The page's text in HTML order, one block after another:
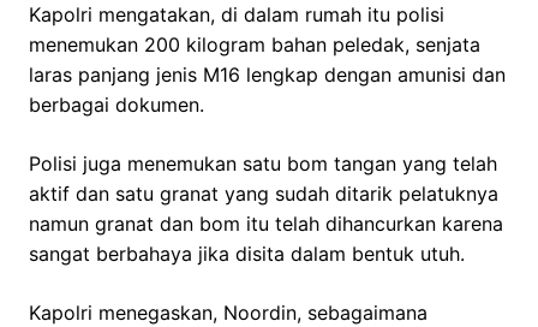
Kapolri mengatakan, di dalam rumah itu polisi
menemukan 200 kilogram bahan peledak, senjata
laras panjang jenis M16 lengkap dengan amunisi dan
berbagai dokumen.
Polisi juga menemukan satu bom tangan yang telah
aktif dan satu granat yang sudah ditarik pelatuknya
namun granat dan bom itu telah dihancurkan karena
sangat berbahaya jika disita dalam bentuk utuh.
Kapolri menegaskan, Noordin, sebagaimana